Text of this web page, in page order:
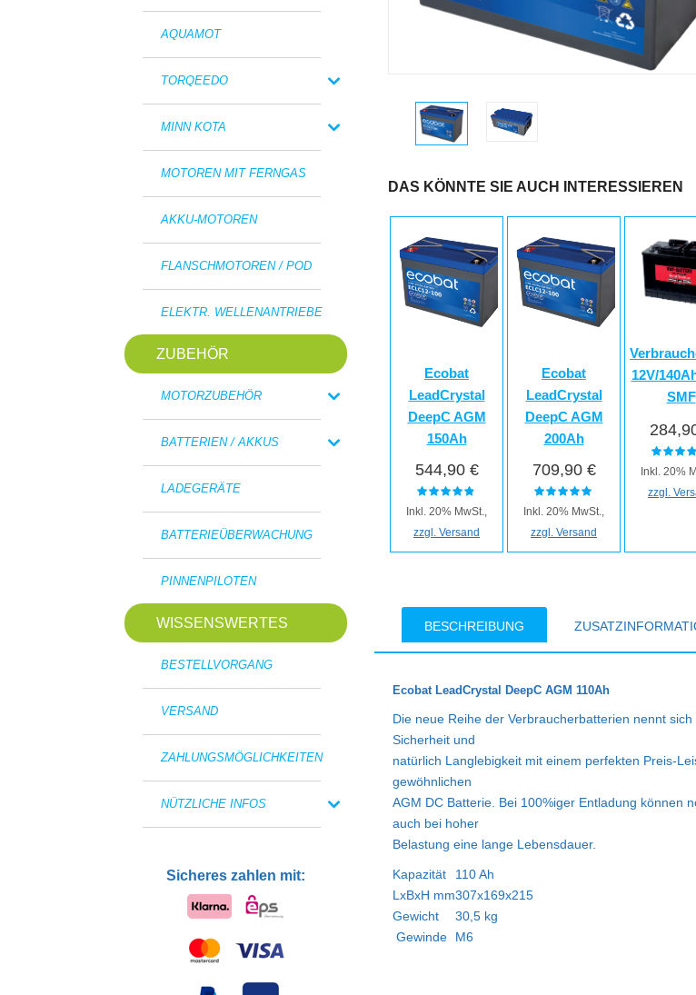
AQUAMOT
TORQEEDO
MINN KOTA
MOTOREN MIT FERNGAS
AKKU-MOTOREN
FLANSCHMOTOREN / POD
ELEKTR. WELLENANTRIEBE
ZUBEHÖR
MOTORZUBEHÖR
BATTERIEN / AKKUS
LADEGERÄTE
BATTERIEÜBERWACHUNG
PINNENPILOTEN
WISSENSWERTES
BESTELLVORGANG
VERSAND
ZAHLUNGSMÖGLICHKEITEN
NÜTZLICHE INFOS
Sicheres zahlen mit:
DAS KÖNNTE SIE AUCH INTERESSIEREN
Ecobat
LeadCrystal
DeepC AGM
150Ah
544,90 €
Inkl. 20% MwSt.,
zzgl. Versand
Ecobat
LeadCrystal
DeepC AGM
200Ah
709,90 €
Inkl. 20% MwSt.,
zzgl. Versand
12V/
SMF
Inkl. 20%
zzgl.
BESCHREIBUNG
Ecobat LeadCrystal DeepC AGM 110Ah
Die neue Reihe der Verbraucherbatterien nennt
Sicherheit und
natürlich Langlebigkeit mit einem perfekten Preis-
gewöhnlichen
AGM DC Batterie. Bei 100%iger Entladung können
auch bei hoher
Belastung eine lange Lebensdauer.
Kapazität
110 Ah
LxBxH mm307x169x215
Gewicht
30,5 kg
Gewinde
M6